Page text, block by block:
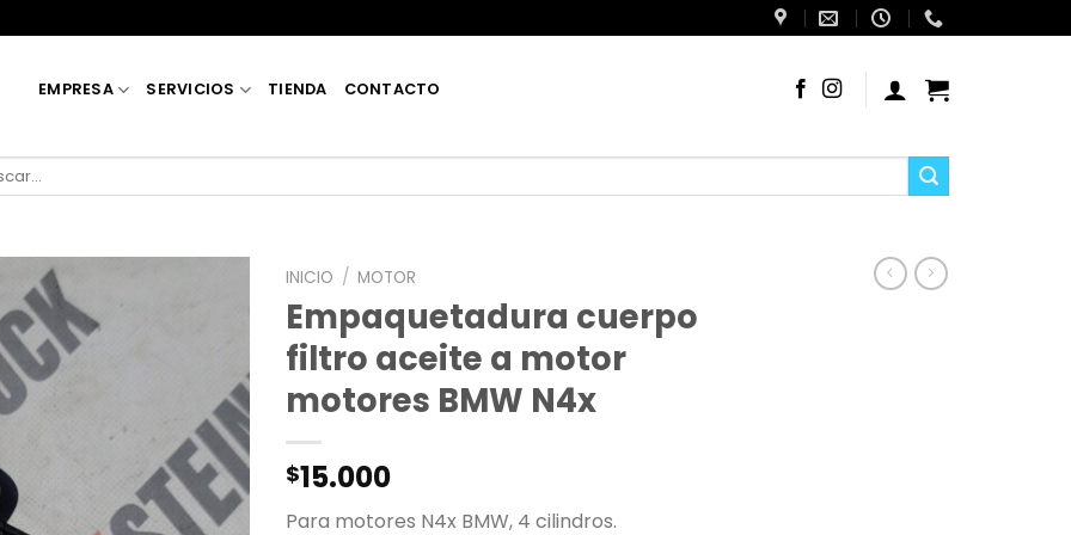
EMPRESA SERVICIOS TIENDA CONTACTO
INICIO / MOTOR
Empaquetadura cuerpo
filtro aceite a motor
motores BMW N4x
$15.000
Para motores N4x BMW, 4 cilindros.